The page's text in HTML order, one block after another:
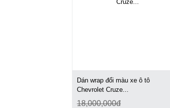
Dán wrap đổi màu xe ô tô
Chevrolet Cruze...
18,000,000đ